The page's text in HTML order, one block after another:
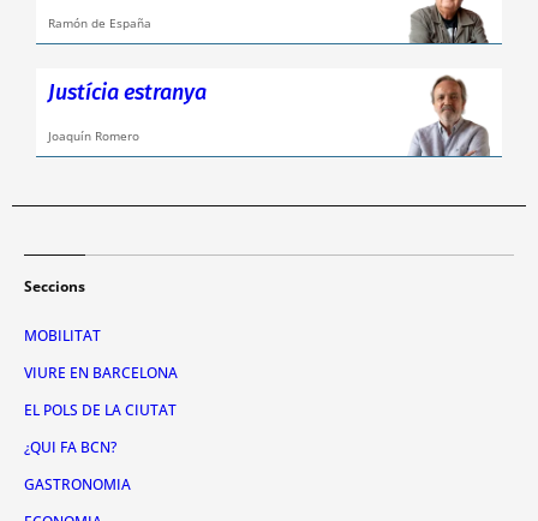
Ramón de España
Justícia estranya
Joaquín Romero
Seccions
MOBILITAT
VIURE EN BARCELONA
EL POLS DE LA CIUTAT
¿QUI FA BCN?
GASTRONOMIA